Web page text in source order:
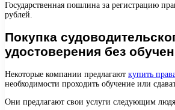
Государственная пошлина за регистрацию
рублей.
Покупка
удостоверения без
Некоторые компании предлагают купить
необходимости проходить обучение или
Они предлагают свои услуги следующим